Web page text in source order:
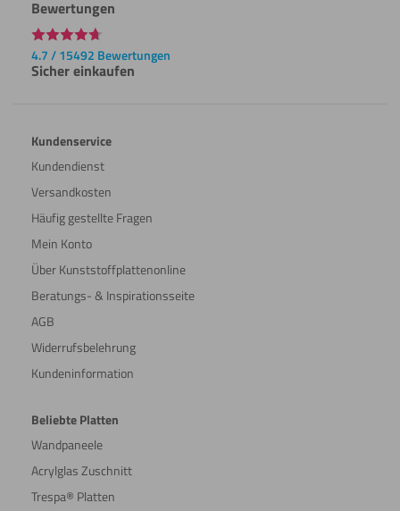
Bewertungen
4.7 / 15492 Bewertungen
Sicher einkaufen
Kundenservice
Kundendienst
Versandkosten
Häufig gestellte Fragen
Mein Konto
Über Kunststoffplattenonline
Beratungs- & Inspirationsseite
AGB
Widerrufsbelehrung
Kundeninformation
Beliebte Platten
Wandpaneele
Acrylglas Zuschnitt
Trespa® Platten